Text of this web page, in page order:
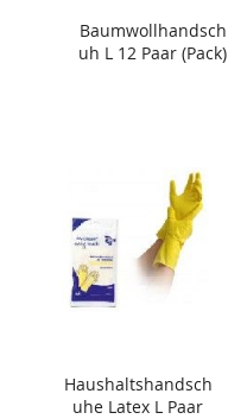
Baumwollhandsch
uh L 12 Paar (Pack)
Haushaltshandsch
uhe Latex L Paar